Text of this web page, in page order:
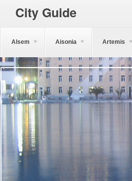
City Guide
Alsem Aisonia Artemis